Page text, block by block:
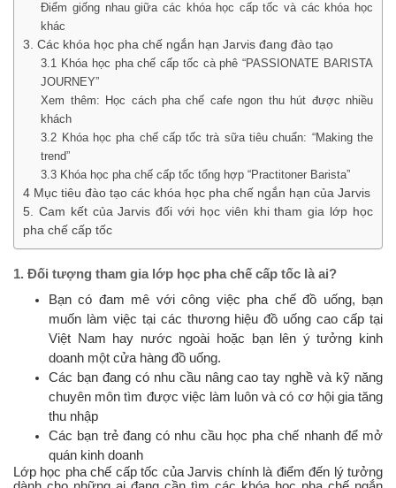
Điểm giống nhau giữa các khóa học cấp tốc và các khóa học
khác
3. Các khóa học pha chế ngắn hạn Jarvis đang đào tạo
3.1 Khóa học pha chế cấp tốc cà phê “PASSIONATE BARISTA
JOURNEY”
Xem thêm: Học cách pha chế cafe ngon thu hút được nhiều
khách
3.2 Khóa học pha chế cấp tốc trà sữa tiêu chuẩn: “Making the
trend”
3.3 Khóa học pha chế cấp tốc tổng hợp “Practitoner Barista”
4 Mục tiêu đào tạo các khóa học pha chế ngắn hạn của Jarvis
5. Cam kết của Jarvis đối với học viên khi tham gia lớp học
pha chế cấp tốc
1. Đối tượng tham gia lớp học pha chế cấp tốc là ai?
Bạn có đam mê với công việc pha chế đồ uống, bạn
muốn làm việc tại các thương hiệu đồ uống cao cấp tại
Việt Nam hay nước ngoài hoặc bạn lên ý tưởng kinh
doanh một cửa hàng đồ uống.
Các bạn đang có nhu cầu nâng cao tay nghề và kỹ năng
chuyên môn tìm được việc làm luôn và có cơ hội gia tăng
thu nhập
Các bạn trẻ đang có nhu cầu học pha chế nhanh để mở
quán kinh doanh
Lớp học pha chế cấp tốc của Jarvis chính là điểm đến lý tưởng